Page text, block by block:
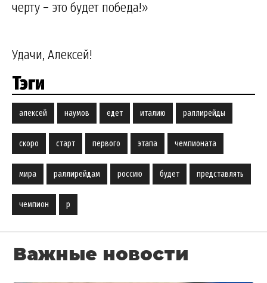
черту – это будет победа!»
Удачи, Алексей!
Тэги
алексей наумов едет италию раллирейды
скоро старт первого этапа чемпионата
мира раллирейдам россию будет представлять
чемпион р
Важные новости